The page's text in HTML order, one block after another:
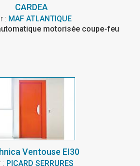
CARDEA
: MAF ATLANTIQUE
motorisée coupe-feu
Ventouse EI30
: PICARD SERRURES